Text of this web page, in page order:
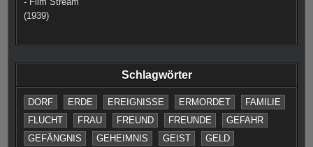
Schlagwörter
DORF ERDE EREIGNISSE ERMORDET
FAMILIE
FLUCHT
FRAU FREUND FREUNDE
GEFAHR
GEFÄNGNIS
GEHEIMNIS GEIST
GELD